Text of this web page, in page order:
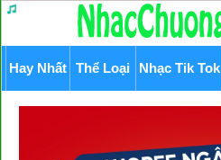
Hay Nhất Thể Loại Nhạc Tik Tok